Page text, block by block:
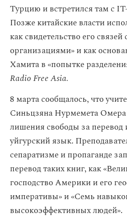
Турцию и встретился там с
Позже китайские власти
как свидетельство его
организациями» и как
Хамита в «попытке
Radio Free Asia.
8 марта сообщалось, что
Синьцзяна Нурмемета Омера
лишения свободы за перевод
уйгурский язык.
сепаратизме и пропаганде
перевод таких книг, как
господство Америки и его
императивы» и «Семь
высокоэффективных людей».